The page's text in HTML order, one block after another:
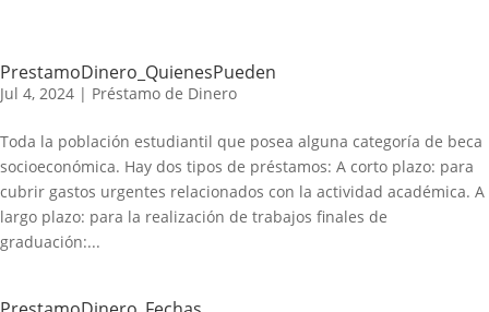
PrestamoDinero_QuienesPueden
Jul 4, 2024 | Préstamo de Dinero
Toda la población estudiantil que posea alguna categoría de beca
socioeconómica. Hay dos tipos de préstamos: A corto plazo: para
cubrir gastos urgentes relacionados con la actividad académica. A
largo plazo: para la realización de trabajos finales de
graduación:...